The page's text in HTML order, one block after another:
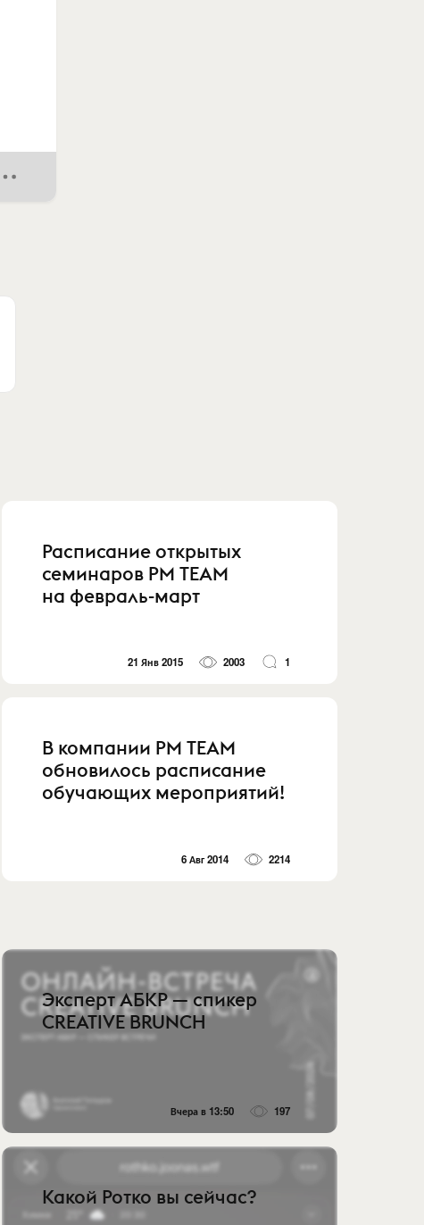
Расписание открытых
семинаров PM TEAM
на февраль-март
21 Янв 2015 2003 1
В компании PM TEAM
обновилось расписание
обучающих мероприятий!
6 Авг 2014 2214
Эксперт АБКР — спикер
CREATIVE BRUNCH
Вчера в 13:50 197
Какой Ротко вы сейчас?